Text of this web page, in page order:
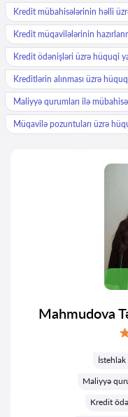
Kredit mübahisələrinin həlli
Kredit müqavilələrinin
Kredit ödənişləri üzrə hüquqi
Kreditlərin alınması üzrə
Maliyyə qurumları ilə
Müqavilə pozuntuları üzrə
Mahmudova
Maliyyə
Kredit